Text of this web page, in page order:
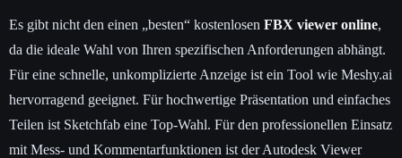
Es gibt nicht den einen „besten“ kostenlosen FBX viewer online,
da die ideale Wahl von Ihren spezifischen Anforderungen abhängt.
Für eine schnelle, unkomplizierte Anzeige ist ein Tool wie Meshy.ai
hervorragend geeignet. Für hochwertige Präsentation und einfaches
Teilen ist Sketchfab eine Top-Wahl. Für den professionellen Einsatz
mit Mess- und Kommentarfunktionen ist der Autodesk Viewer